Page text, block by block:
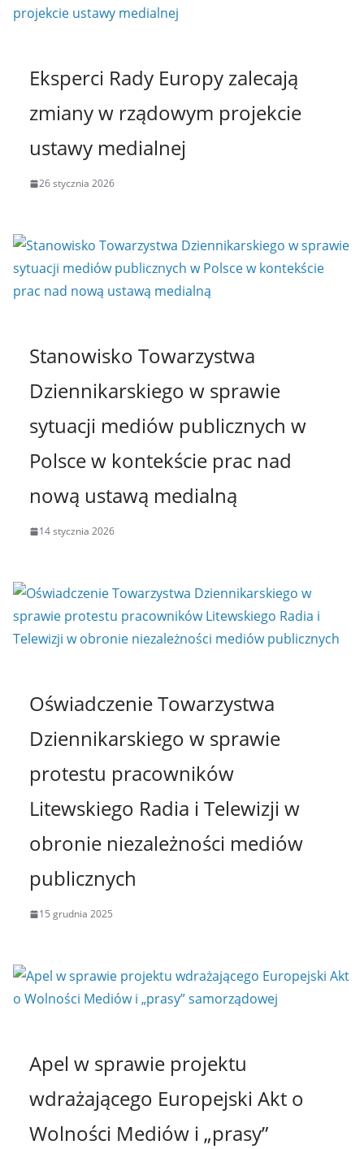
Eksperci Rady Europy zalecają
zmiany w rządowym projekcie
ustawy medialnej
26 stycznia 2026
Stanowisko Towarzystwa
Dziennikarskiego w sprawie
sytuacji mediów publicznych w
Polsce w kontekście prac nad
nową ustawą medialną
14 stycznia 2026
Oświadczenie Towarzystwa
Dziennikarskiego w sprawie
protestu pracowników
Litewskiego Radia i Telewizji w
obronie niezależności mediów
publicznych
15 grudnia 2025
Apel w sprawie projektu
wdrażającego Europejski Akt o
Wolności Mediów i „prasy”